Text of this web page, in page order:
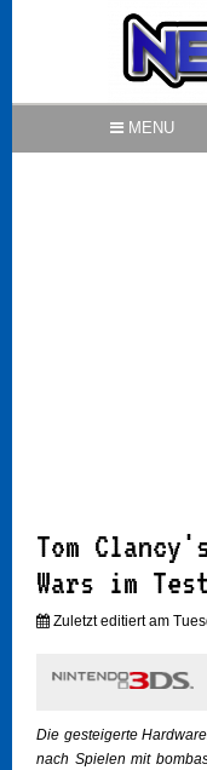
MENU
Tom
Wars im Test
Zuletzt editiert am
Die gesteigerte
nach Spielen mit